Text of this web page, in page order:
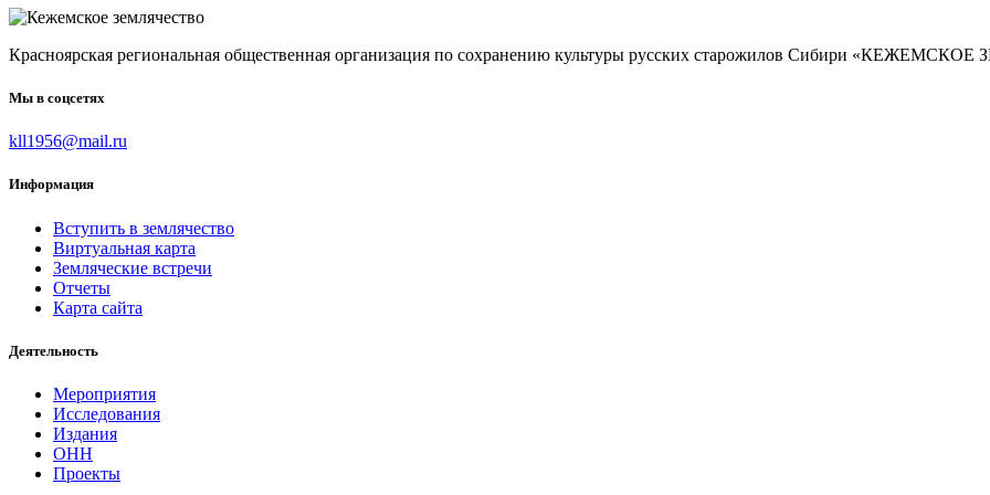
Красноярская региональная общественная организация по сохранению культуры русских старожилов Сибири
Мы в соцсетях
kll1956@mail.ru
Информация
Вступить в землячество
Виртуальная карта
Земляческие встречи
Отчеты
Карта сайта
Деятельность
Мероприятия
Исследования
Издания
ОНН
Проекты